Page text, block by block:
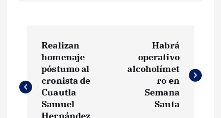
v
Realizan
homenaje
póstumo al
cronista de
Cuautla
Samuel
Hernández
Habrá
operativo
alcoholímet
ro en
Semana
Santa